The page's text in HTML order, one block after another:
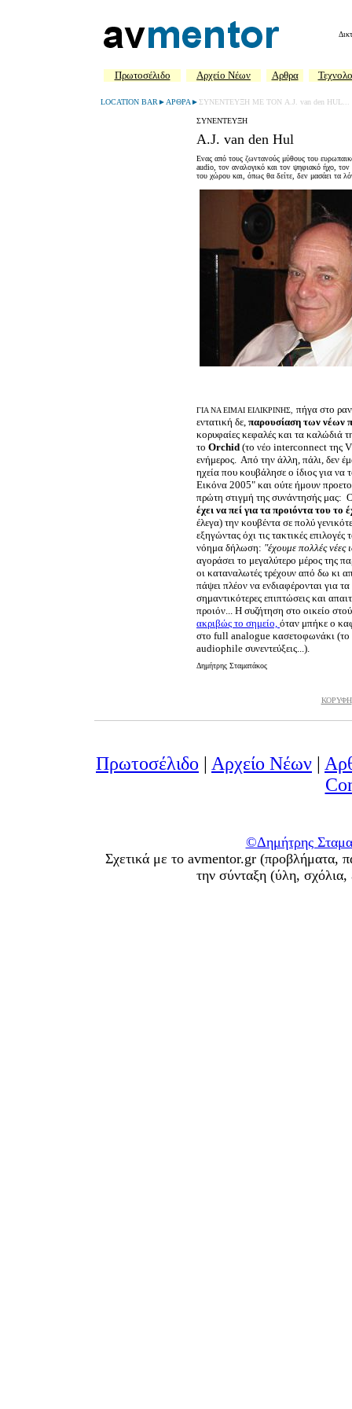
Πρωτοσέλιδο Aρχείο Νέων Αρθρα
LOCATION BAR►AΡΘΡΑ►ΣΥΝΕΝΤΕΥΞΗ ΜΕ ΤΟΝ A.J. van den HUL...
ΣΥΝΕΝΤΕΥΞΗ
A.J. van den Hul
Ενας από τους ζωντανούς μύθους του
audio, τον αναλογικό και τον ψηφιακό ήχο,
του χώρου και, όπως θα δείτε, δεν μασάει τα
ΓΙΑ ΝΑ ΕΙΜΑΙ ΕΙΛΙΚΡΙΝΗΣ,
πήγα στο
εντατική δε, παρουσίαση των νέων
κορυφαίες κεφαλές και τα καλώδιά
το Orchid (το νέο interconnect της
ενήμερος. Από την άλλη, πάλι, δεν
ηχεία που κουβάλησε ο ίδιος για
Εικόνα 2005" και ούτε ήμουν
πρώτη στιγμή της συνάντησής μας:
έχει να πεί για τα προιόντα του το
έλεγα) την κουβέντα σε πολύ
εξηγώντας όχι τις τακτικές
νόημα δήλωση: "έχουμε πολλές νέες
αγοράσει το μεγαλύτερο μέρος της
οι καταναλωτές τρέχουν από δω κι
πάψει πλέον να ενδιαφέρονται για
σημαντικότερες επιπτώσεις και
προιόν... Η συζήτηση στο οικείο
ακριβώς το σημείο, όταν μπήκε ο
στο full analogue κασετοφωνάκι (το
audiophile συνεντεύξεις...).
Δημήτρης Σταματάκος
ΚΟΡΥΦΗ
Πρωτοσέλιδο | Αρχείο Νέων |
©Δημήτρης
Σχετικά με το avmentor.gr (προβλήματα,
την σύνταξη (ύλη,